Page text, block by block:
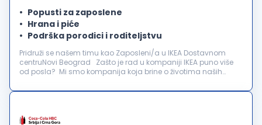
Popusti za zaposlene
Hrana i piće
Podrška porodici i roditeljstvu
Pridruži se našem timu kao Zaposleni/a u IKEA Dostavnom
centruNovi Beograd Zašto je rad u kompaniji IKEA puno više
od posla? Mi smo kompanija koja brine o životima naših
prepoznato i uključeno. ...